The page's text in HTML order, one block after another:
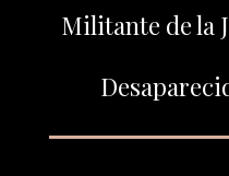
Militante de la